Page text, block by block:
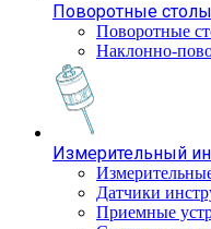
Поворотные столы
Поворотные
Наклонно-
Измерительный
Датчики
Приемные